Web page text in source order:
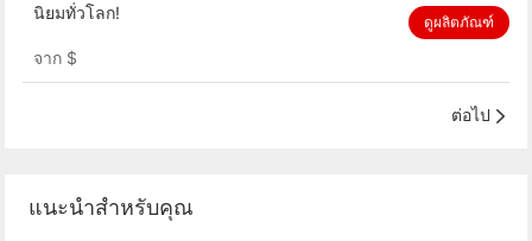
นิยมทั่วโลก!
จาก $
ดูผลิตภัณฑ์
ต่อไป
แนะนำสำหรับคุณ